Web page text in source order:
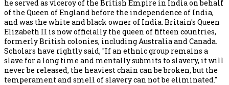
he served as viceroy of the British Empire in India on behalf
of the Queen of England before the independence of India,
and was the white and black owner of India. Britain's Queen
Elizabeth II is now officially the queen of fifteen countries,
formerly British colonies, including Australia and Canada.
Scholars have rightly said, "If an ethnic group remains a
slave for a long time and mentally submits to slavery, it will
never be released, the heaviest chain can be broken, but the
temperament and smell of slavery can not be eliminated."